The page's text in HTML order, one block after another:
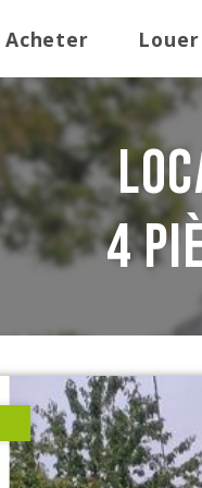
Acheter Louer
4